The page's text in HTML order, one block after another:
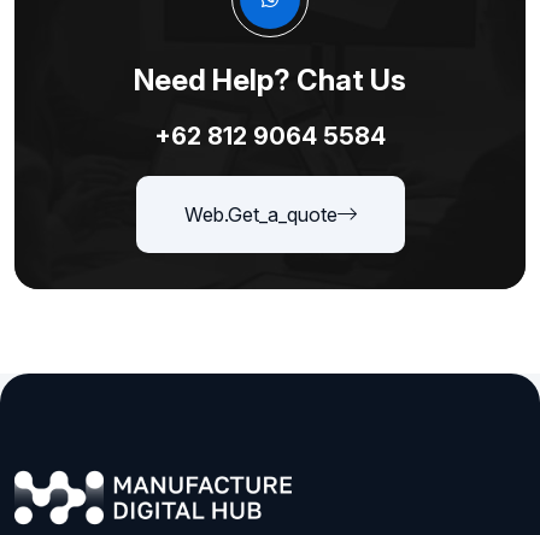
Need Help? Chat Us
+62 812 9064 5584
Web.get_a_quote